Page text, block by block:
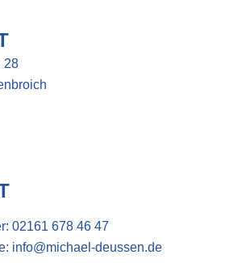
28
02161 678 46 47
info@michael-deussen.de